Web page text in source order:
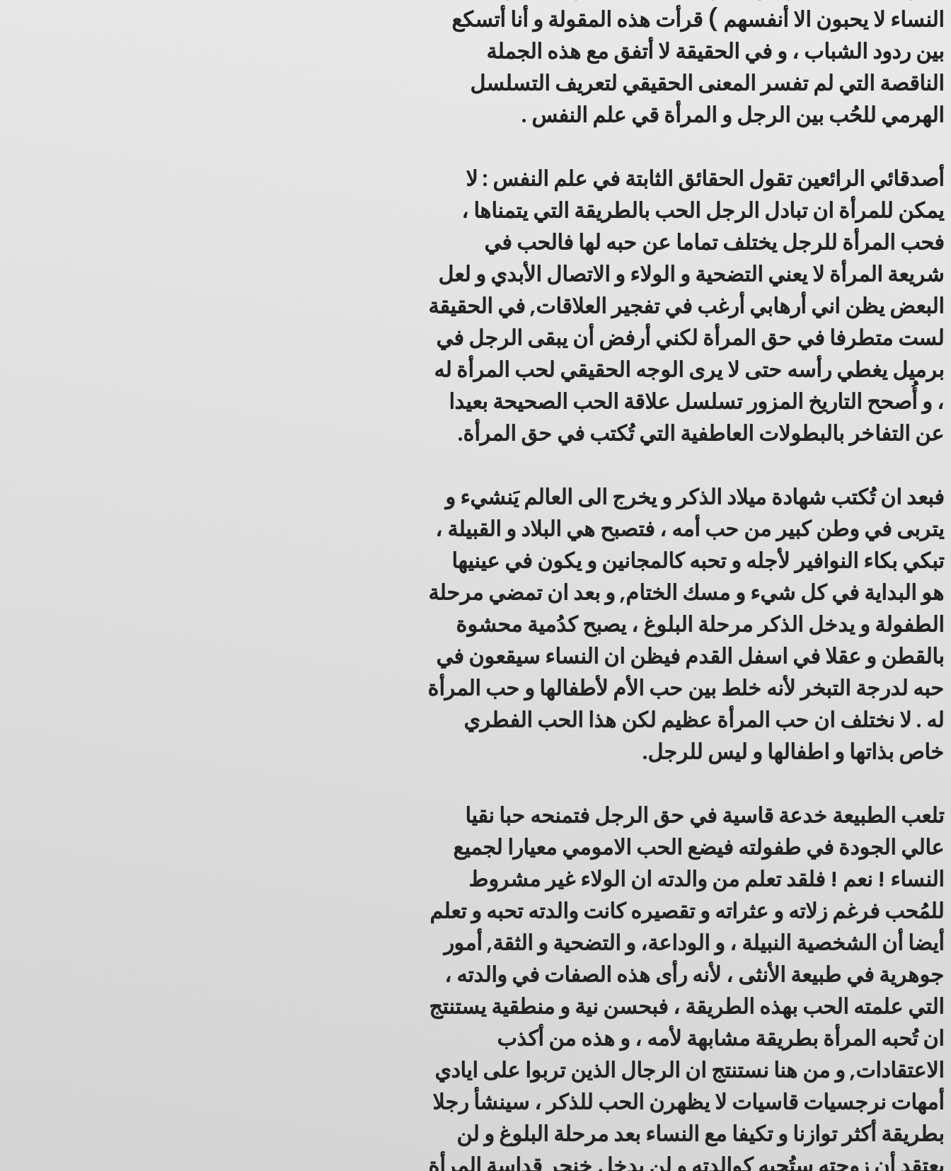
النساء لا يحبون الا أنفسهم ) قرأت هذه المقولة و أنا أتسكع
بين ردود الشباب ، و في الحقيقة لا أتفق مع هذه الجملة
الناقصة التي لم تفسر المعنى الحقيقي لتعريف التسلسل
الهرمي للحُب بين الرجل و المرأة قي علم النفس .
أصدقائي الرائعين تقول الحقائق الثابتة في علم النفس : لا
يمكن للمرأة ان تبادل الرجل الحب بالطريقة التي يتمناها ،
فحب المرأة للرجل يختلف تماما عن حبه لها فالحب في
شريعة المرأة لا يعني التضحية و الولاء و الاتصال الأبدي و لعل
البعض يظن اني أرهابي أرغب في تفجير العلاقات, في الحقيقة
لست متطرفا في حق المرأة لكني أرفض أن يبقى الرجل في
برميل يغطي رأسه حتى لا يرى الوجه الحقيقي لحب المرأة له
، و أُصحح التاريخ المزور تسلسل علاقة الحب الصحيحة بعيدا
عن التفاخر بالبطولات العاطفية التي تُكتب في حق المرأة.
فبعد ان تُكتب شهادة ميلاد الذكر و يخرج الى العالم يَنشيء و
يتربى في وطن كبير من حب أمه ، فتصبح هي البلاد و القبيلة ،
تبكي بكاء النوافير لأجله و تحبه كالمجانين و يكون في عينيها
هو البداية في كل شيء و مسك الختام, و بعد ان تمضي مرحلة
الطفولة و يدخل الذكر مرحلة البلوغ ، يصبح كدُمية محشوة
بالقطن و عقلا في اسفل القدم فيظن ان النساء سيقعون في
حبه لدرجة التبخر لأنه خلط بين حب الأم لأطفالها و حب المرأة
له . لا نختلف ان حب المرأة عظيم لكن هذا الحب الفطري
خاص بذاتها و اطفالها و ليس للرجل.
تلعب الطبيعة خدعة قاسية في حق الرجل فتمنحه حبا نقيا
عالي الجودة في طفولته فيضع الحب الامومي معيارا لجميع
النساء ! نعم ! فلقد تعلم من والدته ان الولاء غير مشروط
للمُحب فرغم زلاته و عثراته و تقصيره كانت والدته تحبه و تعلم
أيضا أن الشخصية النبيلة ، و الوداعة، و التضحية و الثقة, أمور
جوهرية في طبيعة الأنثى ، لأنه رأى هذه الصفات في والدته ،
التي علمته الحب بهذه الطريقة ، فبحسن نية و منطقية يستنتج
ان تُحبه المرأة بطريقة مشابهة لأمه ، و هذه من أكذب
الاعتقادات, و من هنا نستنتج ان الرجال الذين تربوا على ايادي
أمهات نرجسيات قاسيات لا يظهرن الحب للذكر ، سينشأ رجلا
بطريقة أكثر توازنا و تكيفا مع النساء بعد مرحلة البلوغ و لن